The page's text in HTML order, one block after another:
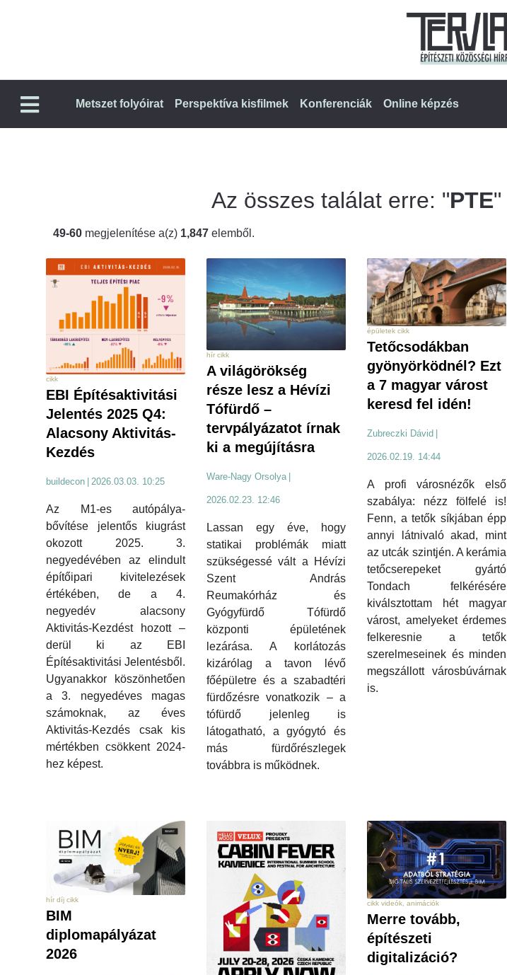
Metszet folyóirat Perspektíva kisfilmek Konferenciák Online képzés
Az összes találat erre: "PTE"
49-60 megjelenítése a(z) 1,847 elemből.
cikk
EBI Építésaktivitási
Jelentés 2025 Q4:
Alacsony Aktivitás-
Kezdés
buildecon 2026.03.03. 10:25
Az M1-es autópálya-
bővítése jelentős kiugrást
okozott 2025. 3.
negyedévében az elindult
építőipari kivitelezések
értékében, de a 4.
negyedév alacsony
Aktivitás-Kezdést hozott –
derül ki az EBI
Építésaktivitási Jelentésből.
Ugyanakkor köszönhetően
a 3. negyedéves magas
számoknak, az éves
Aktivitás-Kezdés csak kis
mértékben csökkent 2024-
hez képest.
hír cikk
A világörökség
része lesz a Hévízi
Tófürdő –
tervpályázatot írnak
ki a megújításra
Ware-Nagy Orsolya
2026.02.23. 12:46
Lassan egy éve, hogy
statikai problémák miatt
szükségessé vált a Hévízi
Szent András
Reumakórház és
Gyógyfürdő Tófürdő
központi épületének
lezárása. A korlátozás
kizárólag a tavon lévő
főépületre és a szabadtéri
fürdőzésre vonatkozik – a
tófürdő jelenleg is
látogatható, a gyógytó és
más fürdőrészlegek
továbbra is működnek.
épületek cikk
Tetőcsodákban
gyönyörködnél? Ezt
a 7 magyar várost
keresd fel idén!
Zubreczki Dávid
2026.02.19. 14:44
A profi városnézők első
szabálya: nézz fölfelé is!
Fenn, a tetők síkjában épp
annyi látnivaló akad, mint
az utcák szintjén. A kerámia
tetőcserepeket gyártó
Tondach felkérésére
kiválsztottam hét magyar
várost, amelyeket érdemes
felkeresnie a tetők
szerelmeseinek és minden
megszállott városbúvárnak
is.
hír díj cikk
BIM
diplomapályázat
2026
cikk videók, animációk
Merre tovább,
építészeti
digitalizáció?